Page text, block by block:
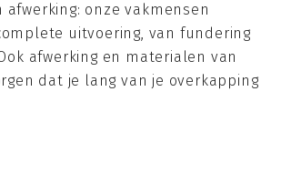
afwerking: onze vakmensen
uitvoering, van fundering
afwerking en materialen van
dat je lang van je overkapping